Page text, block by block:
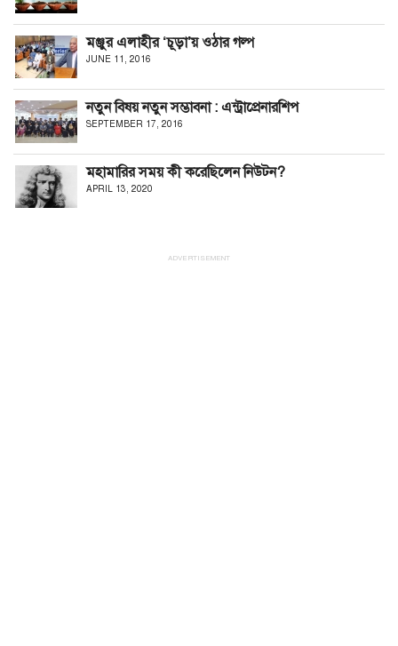
মঞ্জুর এলাহীর ‘চূড়া’য় ওঠার গল্প
JUNE 11, 2016
নতুন বিষয় নতুন সম্ভাবনা : এন্ট্রাপ্রেনারশিপ
SEPTEMBER 17, 2016
মহামারির সময় কী করেছিলেন নিউটন?
APRIL 13, 2020
ADVERTISEMENT